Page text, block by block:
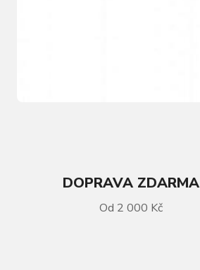
DOPRAVA ZDARMA
Od 2 000 Kč